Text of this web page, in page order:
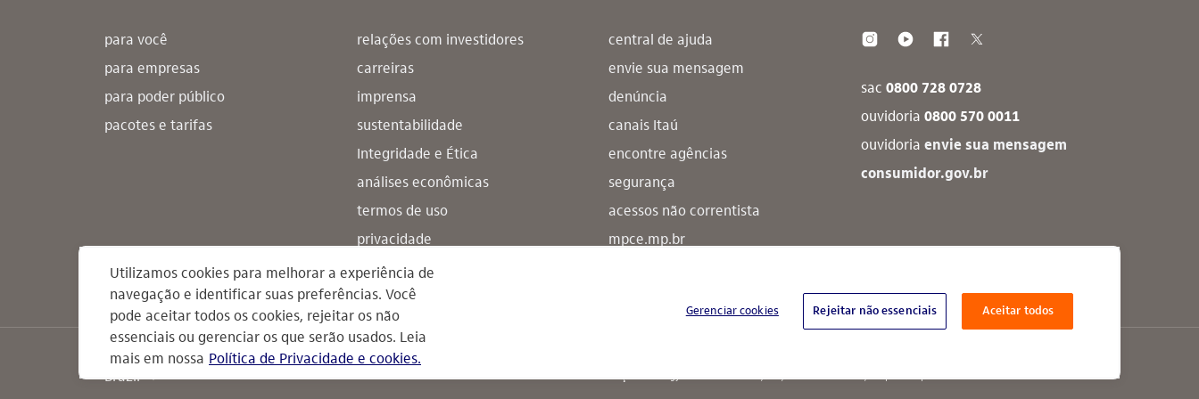
para você
para empresas
para poder público
pacotes e tarifas
relações com investidores
carreiras
imprensa
sustentabilidade
Integridade e Ética
análises econômicas
termos de uso
privacidade
estatuto de acessibilidade
central de ajuda
envie sua mensagem
denúncia
canais Itaú
encontre agências
segurança
acessos não correntista
mpce.mp.br
sac 0800 728 0728
ouvidoria 0800 570 0011
ouvidoria envie sua mensagem
consumidor.gov.br
selecione o pais
Brazil Praça Alfredo Egydio de Souza Aranha, 100, Torre Olavo Setubal, Parque Jabaquara - CEP 04344-902 - São Paulo - Brasil
Utilizamos cookies para melhorar a experiência de
navegação e identificar suas preferências. Você
pode aceitar todos os cookies, rejeitar os não
essenciais ou gerenciar os que serão usados. Leia
mais em nossa Política de Privacidade e cookies.
Gerenciar cookies Rejeitar não essenciais Aceitar todos